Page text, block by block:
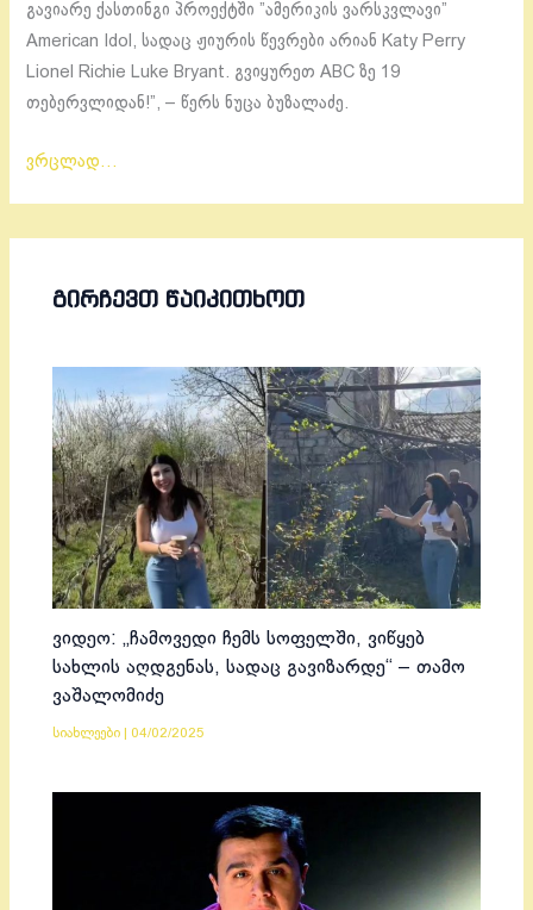
გავიარე ქასთინგი პროექტში ”ამერიკის ვარსკვლავი”
American Idol, სადაც ჟიურის წევრები არიან Katy Perry
Lionel Richie Luke Bryant. გვიყურეთ ABC ზე 19
თებერვლიდან!”, – წერს ნუცა ბუზალაძე.
ვრცლად…
ᲒᲘᲠᲩᲔᲕᲗ ᲬᲐᲘᲙᲘᲗᲮᲝᲗ
ვიდეო: „ჩამოვედი ჩემს სოფელში, ვიწყებ
სახლის აღდგენას, სადაც გავიზარდე“ – თამო
ვაშალომიძე
სიახლეები 04/02/2025